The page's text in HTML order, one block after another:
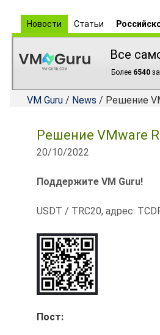
Новости Статьи
Все
Более 6540
VM Guru / News / Решение
Решение VMware
20/10/2022
Поддержите VM Guru!
USDT / TRC20, адрес:
Пост: